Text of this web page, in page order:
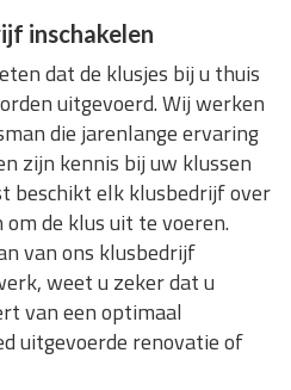
inschakelen
dat de klusjes bij u thuis
uitgevoerd. Wij werken
die jarenlange ervaring
zijn kennis bij uw klussen
beschikt elk klusbedrijf over
de klus uit te voeren.
van ons klusbedrijf
weet u zeker dat u
van een optimaal
uitgevoerde renovatie of